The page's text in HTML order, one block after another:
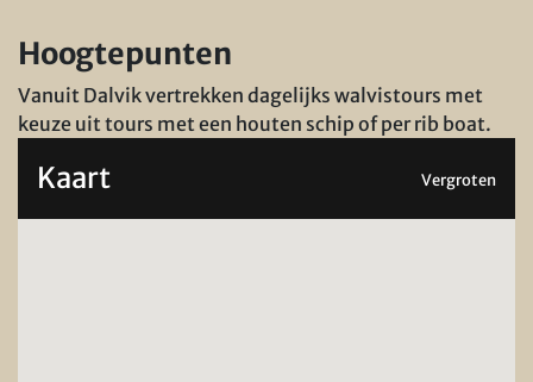
Hoogtepunten
Vanuit Dalvik vertrekken dagelijks walvistours met
keuze uit tours met een houten schip of per rib boat.
Kaart Vergroten